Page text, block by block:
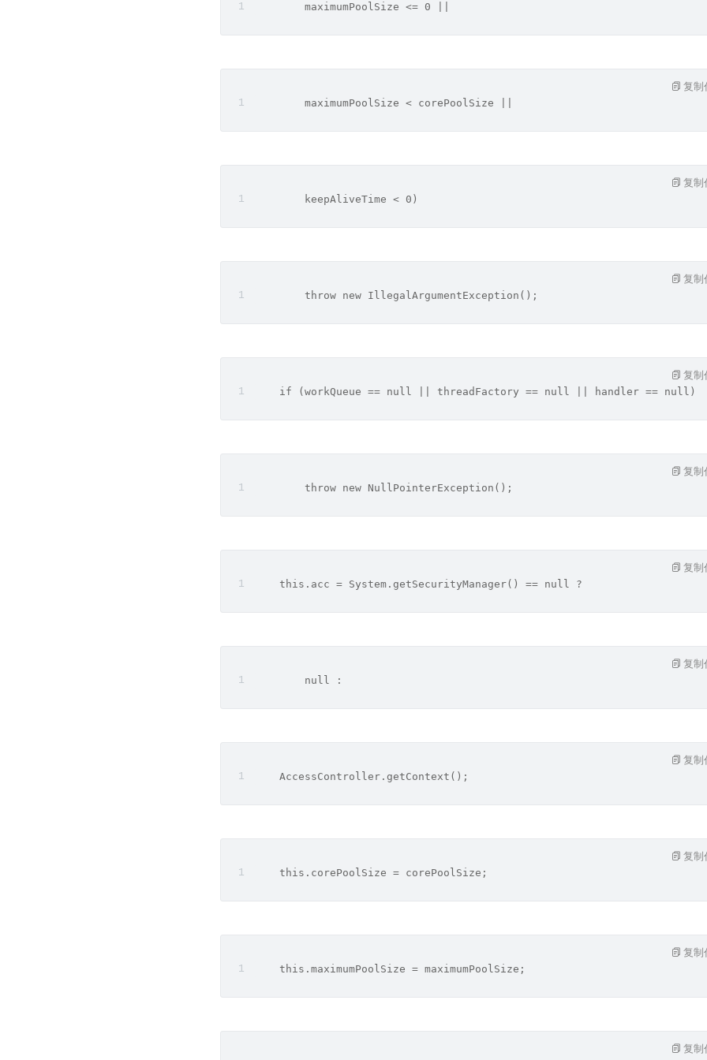
        maximumPoolSize <= 0 ||
        maximumPoolSize < corePoolSize ||
复制
        keepAliveTime < 0)
复制
        throw new IllegalArgumentException();
复制
    if (workQueue == null || threadFactory == null || handler == null)
复制
        throw new NullPointerException();
复制
    this.acc = System.getSecurityManager() == null ?
复制
        null :
复制
    AccessController.getContext();
复制
    this.corePoolSize = corePoolSize;
复制
    this.maximumPoolSize = maximumPoolSize;
复制
复制